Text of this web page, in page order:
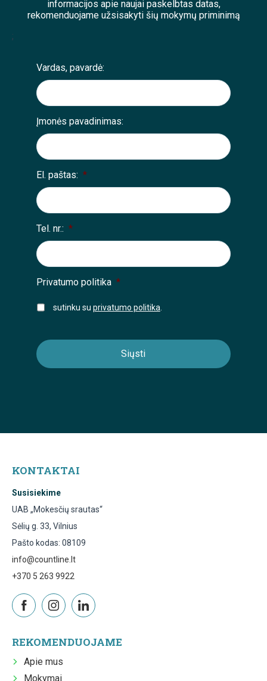
informacijos apie naujai paskelbtas datas,
rekomenduojame užsisakyti šių mokymų priminimą
;
Vardas, pavardė:
Įmonės pavadinimas:
El. paštas: *
Tel. nr.: *
Privatumo politika *
sutinku su privatumo politika
KONTAKTAI
Susisiekime
UAB „Mokesčių srautas“
Sėlių g. 33, Vilnius
Pašto kodas: 08109
info@countline.lt
+370 5 263 9922
REKOMENDUOJAME
Apie mus
Mokymai